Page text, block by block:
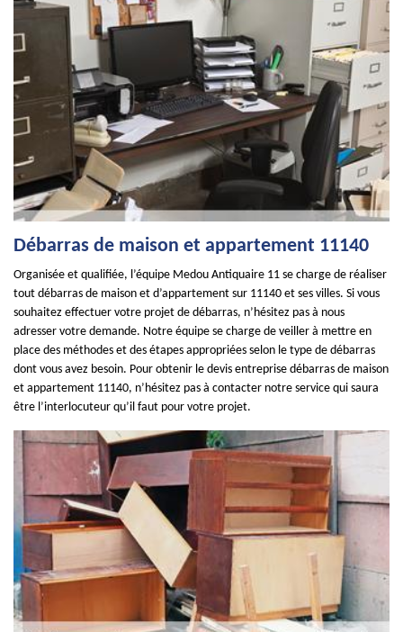
Débarras de maison et appartement 11140
Organisée et qualifiée, l’équipe Medou Antiquaire 11 se charge de réaliser
tout débarras de maison et d’appartement sur 11140 et ses villes. Si vous
souhaitez effectuer votre projet de débarras, n’hésitez pas à nous
adresser votre demande. Notre équipe se charge de veiller à mettre en
place des méthodes et des étapes appropriées selon le type de débarras
dont vous avez besoin. Pour obtenir le devis entreprise débarras de maison
et appartement 11140, n’hésitez pas à contacter notre service qui saura
être l’interlocuteur qu’il faut pour votre projet.